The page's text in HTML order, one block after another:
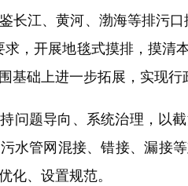
江、黄河、渤海等排污口
求，开展地毯式摸排，摸
基础上进一步拓展，实现行
题导向、系统治理，以截
水管网混接、错接、漏接
化、设置规范。